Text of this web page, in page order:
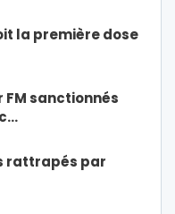
la première dose
FM sanctionnés
rattrapés par